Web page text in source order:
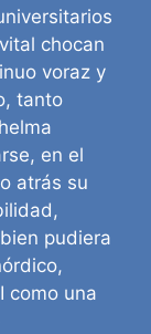
chocan
voraz y
tanto
en el
atrás su
pudiera
como una